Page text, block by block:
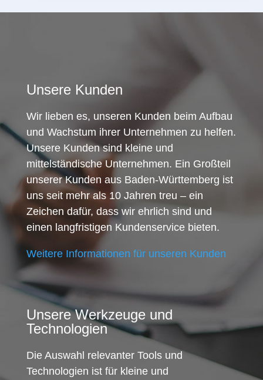
Unsere Kunden
Wir lieben es, unseren Kunden beim Aufbau
und Wachstum ihrer Unternehmen zu helfen.
Unsere Kunden sind kleine und
mittelständische Unternehmen. Ein Großteil
unserer Kunden aus Baden-Württemberg ist
uns seit mehr als 10 Jahren treu – ein
Zeichen dafür, dass wir ehrlich sind und
einen langfristigen Kundenservice bieten.
Weitere Informationen für unseren Kunden
Unsere Werkzeuge und
Technologien
Die Auswahl relevanter Tools und
Technologien ist für kleine und